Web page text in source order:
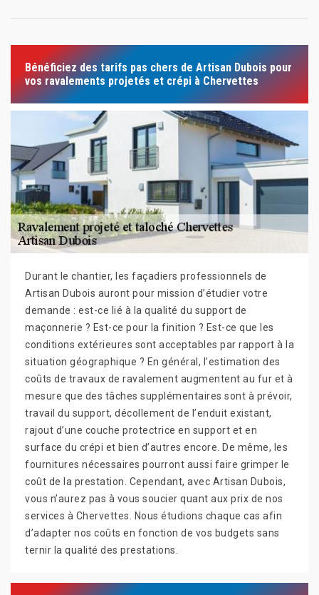
Bénéficiez des tarifs pas chers de Artisan Dubois pour
vos ravalements projetés et crépi à Chervettes
Durant le chantier, les façadiers professionnels de
Artisan Dubois auront pour mission d’étudier votre
demande : est-ce lié à la qualité du support de
maçonnerie ? Est-ce pour la finition ? Est-ce que les
conditions extérieures sont acceptables par rapport à la
situation géographique ? En général, l’estimation des
coûts de travaux de ravalement augmentent au fur et à
mesure que des tâches supplémentaires sont à prévoir,
travail du support, décollement de l’enduit existant,
rajout d’une couche protectrice en support et en
surface du crépi et bien d’autres encore. De même, les
fournitures nécessaires pourront aussi faire grimper le
coût de la prestation. Cependant, avec Artisan Dubois,
vous n’aurez pas à vous soucier quant aux prix de nos
services à Chervettes. Nous étudions chaque cas afin
d’adapter nos coûts en fonction de vos budgets sans
ternir la qualité des prestations.